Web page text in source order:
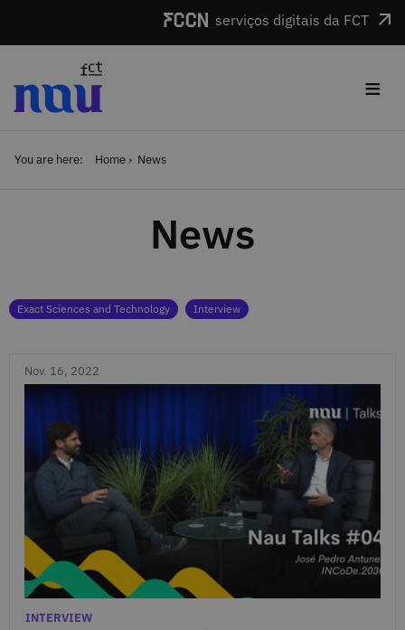
serviços digitais da FCT
≡
You are here: Home News
News
Categories
Exact Sciences and Technology Interview
Nov. 16, 2022
Nov. 16, 2022
Categories
INTERVIEW